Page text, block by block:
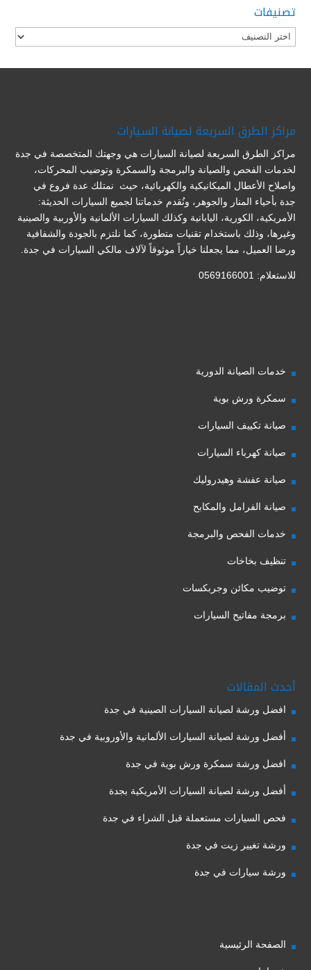
تصنيفات
تصنيفات
مراكز الطرق السريعة لصيانة السيارات
مراكز الطرق السريعة لصيانة السيارات هي وجهتك المتخصصة في جدة
لخدمات الفحص والصيانة والبرمجة والسمكرة وتوضيب المحركات،
واصلاح الأعطال الميكانيكية والكهربائية، حيث نمتلك عدة فروع في
جدة بأحياء المنار والجوهر، ونُقدم خدماتنا لجميع السيارات الحديثة:
الأمريكية، الكورية، اليابانية وكذلك السيارات الألمانية والأوربية والصينية
وغيرها، وذلك باستخدام تقنيات متطورة، كما نلتزم بالجودة والشفافية
ورضا العميل، مما يجعلنا خياراً موثوقاً لآلاف مالكي السيارات في جدة.
للاستعلام: 0569166001
خدمات الصيانة الدورية
سمكرة ورش بوية
صيانة تكييف السيارات
صيانة كهرباء السيارات
صيانة عفشة وهيدروليك
صيانة الفرامل والمكابح
خدمات الفحص والبرمجة
تنظيف بخاخات
توضيب مكائن وجربكسات
برمجة مفاتيح السيارات
أحدث المقالات
افضل ورشة لصيانة السيارات الصينية في جدة
أفضل ورشة لصيانة السيارات الألمانية والأوروبية في جدة
افضل ورشة سمكرة ورش بوية في جدة
أفضل ورشة لصيانة السيارات الأمريكية بجدة
فحص السيارات مستعملة قبل الشراء في جدة
ورشة تغيير زيت في جدة
ورشة سيارات في جدة
الصفحة الرئيسية